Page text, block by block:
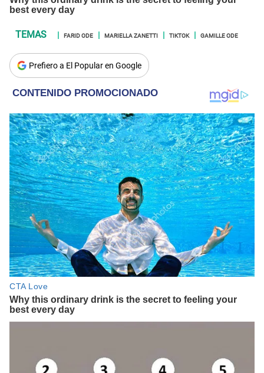
FARID ODE MARIELLA ZANETTI TIKTOK GAMILLE ODE
Prefiero a El Popular en Google